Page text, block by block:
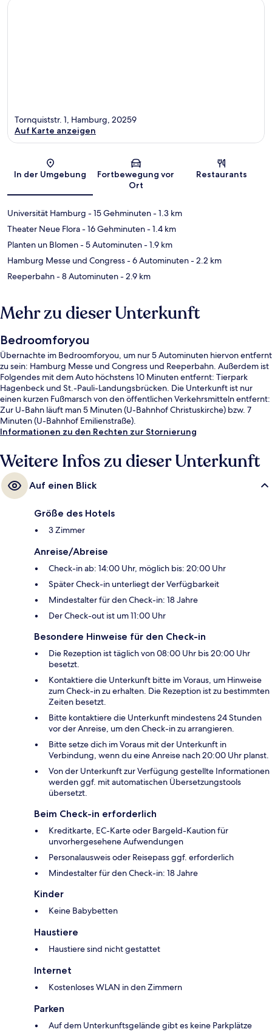
Karte
Tornquiststr. 1, Hamburg, 20259
Auf Karte anzeigen
In der Umgebung
Fortbewegung vor
Ort
Restaurants
Universität Hamburg - 15 Gehminuten- 1.3 km
Theater Neue Flora- 16 Gehminuten- 1.4 km
Planten un Blomen- 5 Autominuten- 1.9 km
Hamburg Messe und Congress- 6 Autominuten- 2.2 km
Reeperbahn- 8 Autominuten- 2.9 km
Mehr zu dieser Unterkunft
Bedroomforyou
Übernachte im Bedroomforyou, um nur 5 Autominuten hiervon entfernt
zu sein: Hamburg Messe und Congress und Reeperbahn. Außerdem ist
Folgendes mit dem Auto höchstens 10 Minuten entfernt: Tierpark
Hagenbeck und St.-Pauli-Landungsbrücken. Die Unterkunft ist nur
einen kurzen Fußmarsch von den öffentlichen Verkehrsmitteln entfernt:
Zur U-Bahn läuft man 5 Minuten (U-Bahnhof Christuskirche) bzw. 7
Minuten (U-Bahnhof Emilienstraße).
Informationen zu den Rechten zur Stornierung
Weitere Infos zu dieser Unterkunft
Auf einen Blick
Größe des Hotels
3 Zimmer
Anreise/Abreise
Check-in ab: 14:00 Uhr, möglich bis: 20:00 Uhr
Später Check-in unterliegt der Verfügbarkeit
Mindestalter für den Check-in: 18 Jahre
Der Check-out ist um 11:00 Uhr
Besondere Hinweise für den Check-in
Die Rezeption ist täglich von 08:00 Uhr bis 20:00 Uhr
besetzt.
Kontaktiere die Unterkunft bitte im Voraus, um Hinweise
zum Check-in zu erhalten. Die Rezeption ist zu bestimmten
Zeiten besetzt.
Bitte kontaktiere die Unterkunft mindestens 24 Stunden
vor der Anreise, um den Check-in zu arrangieren.
Bitte setze dich im Voraus mit der Unterkunft in
Verbindung, wenn du eine Anreise nach 20:00 Uhr planst.
Von der Unterkunft zur Verfügung gestellte Informationen
werden ggf. mit automatischen Übersetzungstools
übersetzt.
Beim Check-in erforderlich
Kreditkarte, EC-Karte oder Bargeld-Kaution für
unvorhergesehene Aufwendungen
Personalausweis oder Reisepass ggf. erforderlich
Mindestalter für den Check-in: 18 Jahre
Kinder
Keine Babybetten
Haustiere
Haustiere sind nicht gestattet
Internet
Kostenloses WLAN in den Zimmern
Parken
Auf dem Unterkunftsgelände gibt es keine Parkplätze